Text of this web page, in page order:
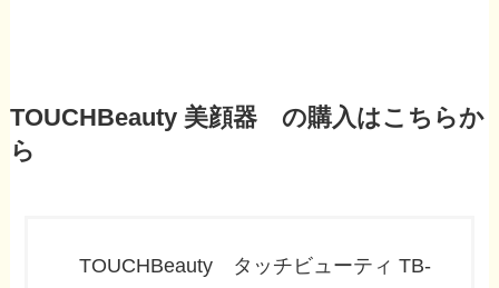
TOUCHBeauty 美顔器 の購入はこちらか
ら
TOUCHBeauty タッチビューティ TB-